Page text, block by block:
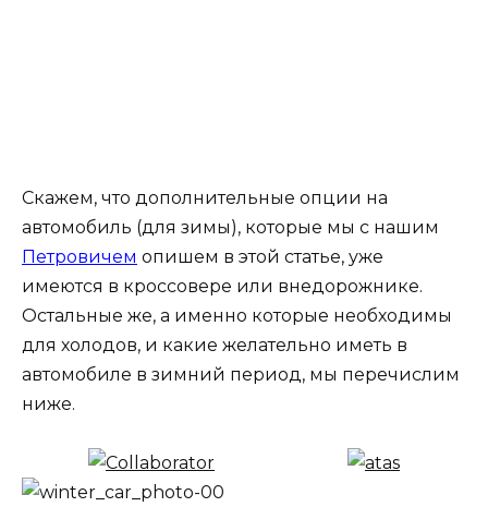
Скажем, что дополнительные опции на
автомобиль (для зимы), которые мы с нашим
Петровичем опишем в этой статье, уже
имеются в кроссовере или внедорожнике.
Остальные же, а именно которые необходимы
для холодов, и какие желательно иметь в
автомобиле в зимний период, мы перечислим
ниже.